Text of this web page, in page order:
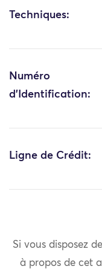
Techniques:
Numéro
d'Identification:
Ligne de Crédit:
Si vous disposez
à propos de cet